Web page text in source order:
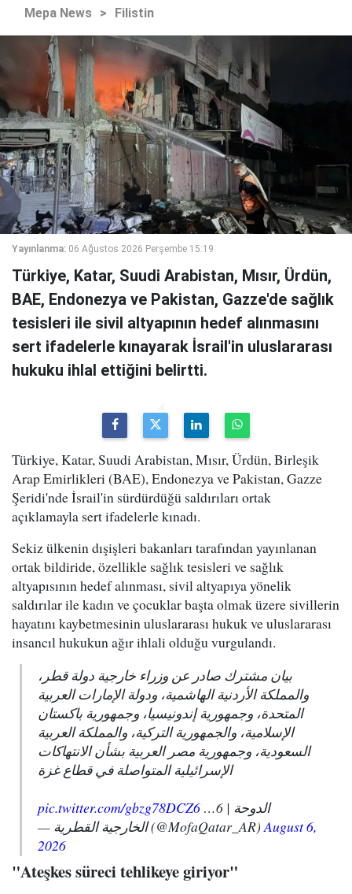
Mepa News > Filistin
Yayınlanma: 06 Ağustos 2026 Perşembe 15:19
Türkiye, Katar, Suudi Arabistan, Mısır, Ürdün,
BAE, Endonezya ve Pakistan, Gazze'de sağlık
tesisleri ile sivil altyapının hedef alınmasını
sert ifadelerle kınayarak İsrail'in uluslararası
hukuku ihlal ettiğini belirtti.
Türkiye, Katar, Suudi Arabistan, Mısır, Ürdün, Birleşik
Arap Emirlikleri (BAE), Endonezya ve Pakistan, Gazze
Şeridi'nde İsrail'in sürdürdüğü saldırıları ortak
açıklamayla sert ifadelerle kınadı.
Sekiz ülkenin dışişleri bakanları tarafından yayınlanan
ortak bildiride, özellikle sağlık tesisleri ve sağlık
altyapısının hedef alınması, sivil altyapıya yönelik
saldırılar ile kadın ve çocuklar başta olmak üzere sivillerin
hayatını kaybetmesinin uluslararası hukuk ve uluslararası
insancıl hukukun ağır ihlali olduğu vurgulandı.
بيان مشترك صادر عن وزراء خارجية دولة قطر،
والمملكة الأردنية الهاشمية، ودولة الإمارات العربية
المتحدة، وجمهورية إندونيسيا، وجمهورية باكستان
الإسلامية، والجمهورية التركية، والمملكة العربية
السعودية، وجمهورية مصر العربية بشأن الانتهاكات
الإسرائيلية المتواصلة في قطاع غزة
الدوحة | 6…
pic.twitter.com/gbzg78DCZ6
— الخارجية القطرية (@MofaQatar_AR)August 6,
2026
"Ateşkes süreci tehlikeye giriyor"